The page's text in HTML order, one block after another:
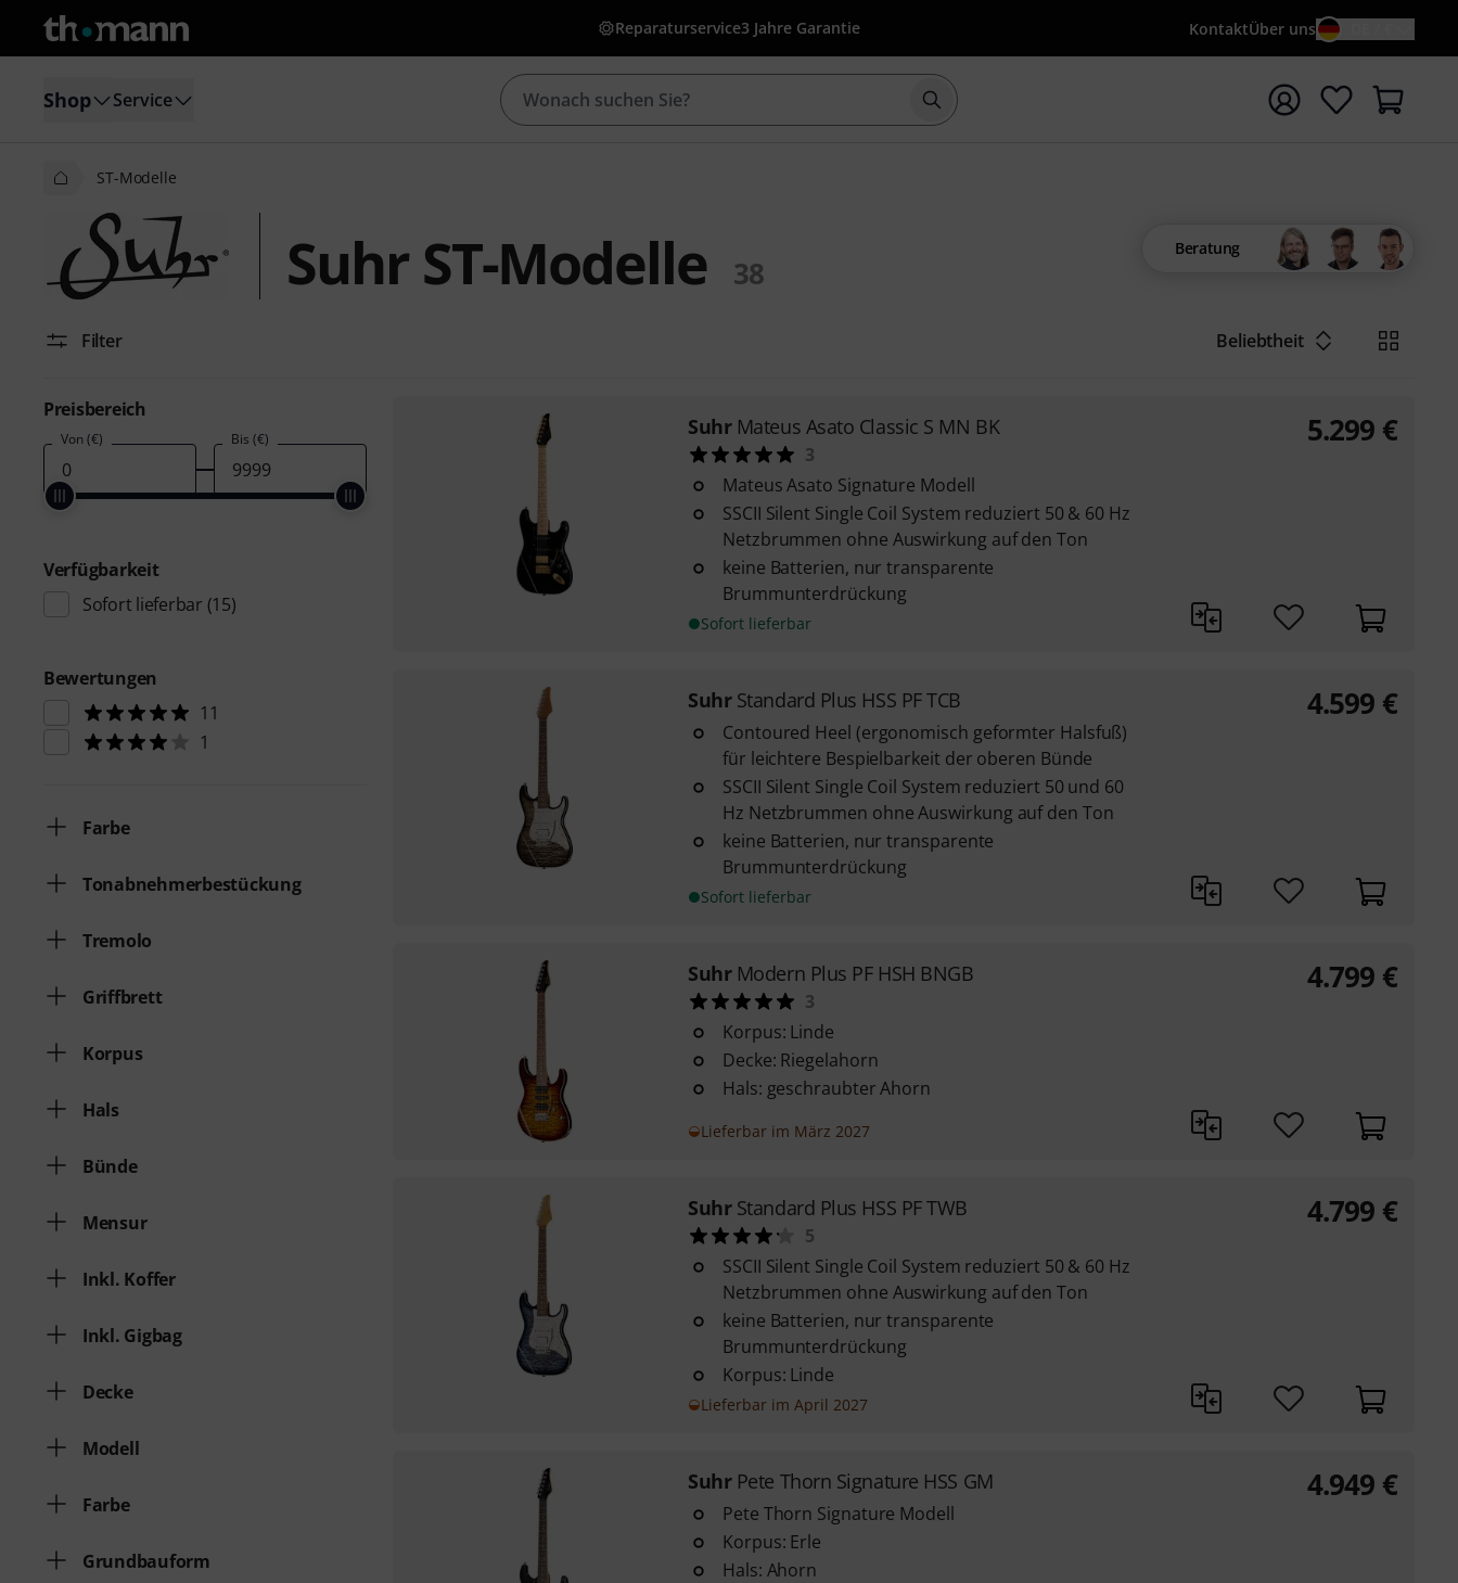
Reparaturservice3 Jahre Garantie KontaktÜber uns
Shop Service Suche mit Suchwort {searchTerm} starten
ST-Modelle
Suhr ST-Modelle 38
Beratung
Filter Beliebtheit
Preisbereich
Von (€) Bis (€)
Verfügbarkeit
Sofort lieferbar (15)
Bewertungen
11
1
Farbe
Tonabnehmerbestückung
Tremolo
Griffbrett
Korpus
Hals
Bünde
Mensur
Inkl. Koffer
Inkl. Gigbag
Decke
Modell
Farbe
Grundbauform
Suhr Mateus Asato Classic S MN BK
3
Mateus Asato Signature Modell
SSCII Silent Single Coil System reduziert 50 & 60 Hz
Netzbrummen ohne Auswirkung auf den Ton
keine Batterien, nur transparente
Brummunterdrückung
Sofort lieferbar
5.299 €
Suhr Standard Plus HSS PF TCB
Contoured Heel (ergonomisch geformter Halsfuß)
für leichtere Bespielbarkeit der oberen Bünde
SSCII Silent Single Coil System reduziert 50 und 60
Hz Netzbrummen ohne Auswirkung auf den Ton
keine Batterien, nur transparente
Brummunterdrückung
Sofort lieferbar
4.599 €
Suhr Modern Plus PF HSH BNGB
3
Korpus: Linde
Decke: Riegelahorn
Hals: geschraubter Ahorn
Lieferbar im März 2027
4.799 €
Suhr Standard Plus HSS PF TWB
5
SSCII Silent Single Coil System reduziert 50 & 60 Hz
Netzbrummen ohne Auswirkung auf den Ton
keine Batterien, nur transparente
Brummunterdrückung
Korpus: Linde
Lieferbar im April 2027
4.799 €
Suhr Pete Thorn Signature HSS GM
Pete Thorn Signature Modell
Korpus: Erle
Hals: Ahorn
4.949 €